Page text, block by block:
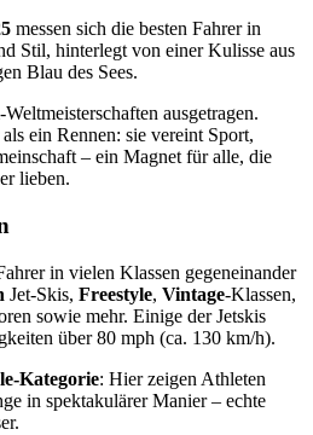
messen sich die besten Fahrer in
Stil, hinterlegt von einer Kulisse aus
Blau des Sees.
ausgetragen.
ein Rennen: sie vereint Sport,
– ein Magnet für alle, die
lieben.
in vielen Klassen gegeneinander
Jet-Skis, Freestyle, Vintage-Klassen,
sowie mehr. Einige der Jetskis
über 80 mph (ca. 130 km/h).
Kategorie: Hier zeigen Athleten
in spektakulärer Manier – echte